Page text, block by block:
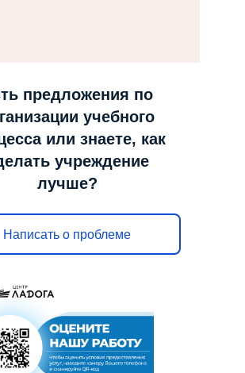
предложения по
учебного
или знаете, как
учреждение
лучше?
Написать о проблеме